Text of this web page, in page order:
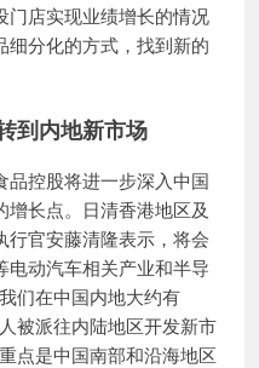
门店实现业绩增长的情况
细分化的方式，找到新的
到内地新市场
品控股将进一步深入中国
长点。日清香港地区及
行官安藤清隆表示，将会
电动汽车相关产业和半导
们在中国内地大约有
被派往内陆地区开发新市
点是中国南部和沿海地区